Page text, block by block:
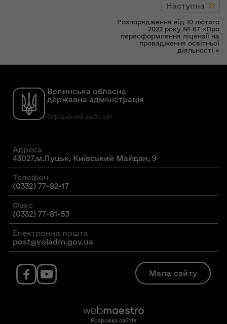
Наступна
Розпорядження від 10 лютого
2022 року № 67 «Про
переоформлення ліцензії на
провадження освітньої
діяльності »
Волинська обласна
державна адміністрація
Офіційний вебсайт
Адреса
43027,м.Луцьк, Київський Майдан, 9
Телефон
(0332) 77-82-17
Факс
(0332) 77-81-53
Електронна пошта
post@voladm.gov.ua
Мапа сайту
Розробка сайтів